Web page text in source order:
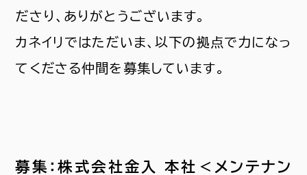
ださり、ありがとうございます。
カネイリではただいま、以下の拠点で力になっ
てくださる仲間を募集しています。
募集：株式会社金入 本社＜メンテナン